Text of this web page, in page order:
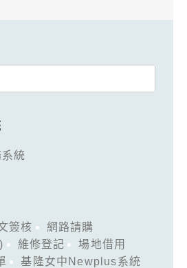
統
簽核
網路請購
維修登記
場地借用
基隆女中Newplus系統